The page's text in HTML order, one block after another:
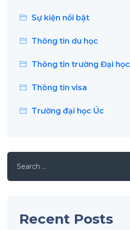
Sự kiện nổi bật
Thông tin du học
Thông tin trường Đại học
Thông tin visa
Trường đại học Úc
for:
Recent Posts